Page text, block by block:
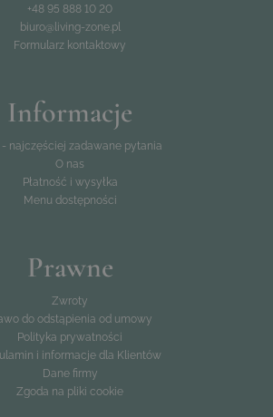
+48 95 888 10 20
biuro@living-zone.pl
Formularz kontaktowy
Informacje
- najczęściej zadawane pytania
O nas
Płatność i wysyłka
Menu dostępności
Prawne
Zwroty
do odstąpienia od umowy
Polityka prywatności
i informacje dla Klientów
Dane firmy
Zgoda na pliki cookie